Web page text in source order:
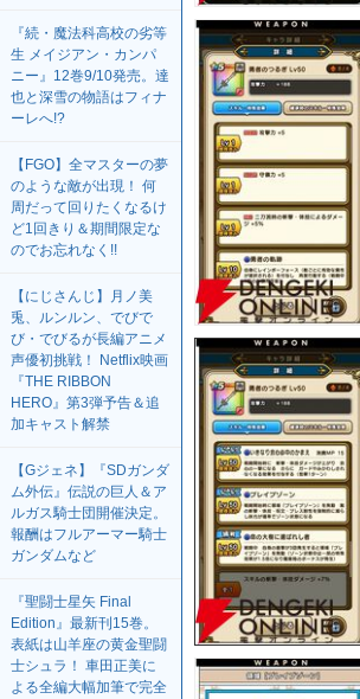
『続・魔法科高校の劣等
生 メイジアン・カンパ
ニー』12巻9/10発売。達
也と深雪の物語はフィナ
ーレへ!?
【FGO】全マスターの夢
のような敵が出現！ 何
周だって回りたくなるけ
ど1回きり＆期間限定な
のでお忘れなく!!
【にじさんじ】月ノ美
兎、ルンルン、でびで
び・でびるが長編アニメ
声優初挑戦！ Netflix映画
『THE RIBBON
HERO』第3弾予告＆追
加キャスト解禁
【Gジェネ】『SDガンダ
ム外伝』伝説の巨人＆ア
ルガス騎士団開催決定。
報酬はフルアーマー騎士
ガンダムなど
『聖闘士星矢 Final
Edition』最新刊15巻。
表紙は山羊座の黄金聖闘
士シュラ！ 車田正美に
よる全編大幅加筆で完全